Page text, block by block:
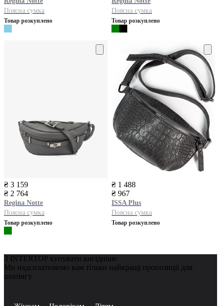
Поясна сумка
Товар розкуплено
Поясна сумка
Товар розкуплено
₴ 3 159
₴ 2 764
Regina Notte
Поясна сумка
Товар розкуплено
₴ 1 488
₴ 967
ISSA Plus
Поясна сумка
Товар розкуплено
З INTERTOP купувати вигідніше
Ми надсилатимемо вам тільки найкращі пропозиції для
шопінгу